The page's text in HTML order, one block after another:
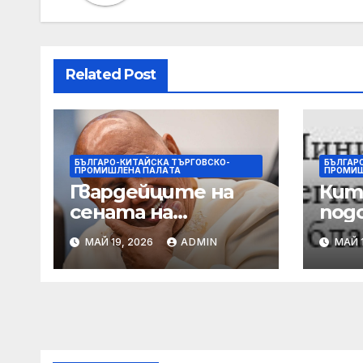
Related Post
БЪЛГАРО-КИТАЙСКА ТЪРГОВСКО-
ПРОМИШЛЕНА ПАЛAТА
Гвардейците на
сената на
Филипините са
разследвани за
стрелба, докато
МАЙ 19, 2026 ADMIN
ще
МАЙ